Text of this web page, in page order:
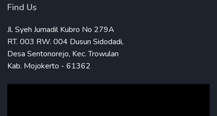
Find Us
Jl. Syeh Jumadil Kubro No 279A
RT. 003 RW. 004 Dusun Sidodadi,
Desa Sentonorejo, Kec. Trowulan
Kab. Mojokerto - 61362